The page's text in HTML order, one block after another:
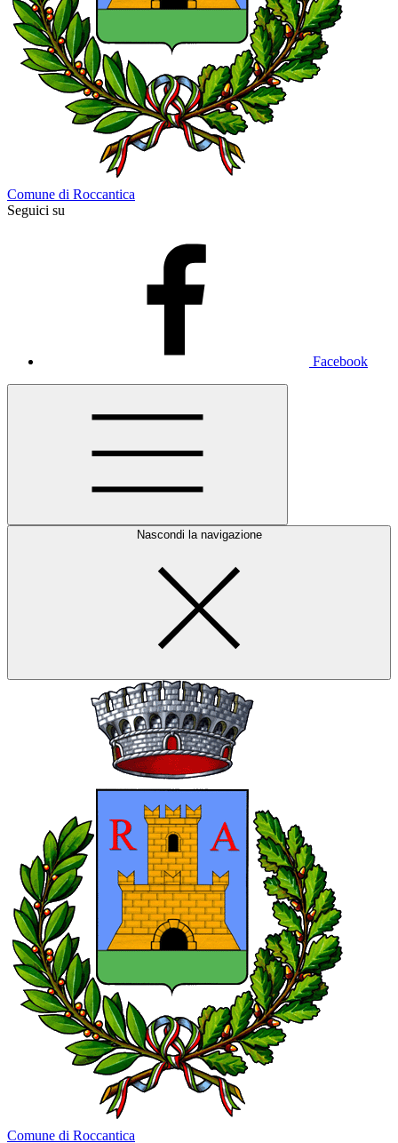
Comune di Roccantica
Seguici su
Facebook
Nascondi la navigazione
Comune di Roccantica